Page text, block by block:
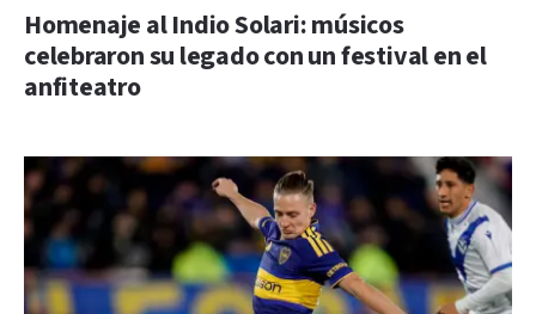
Homenaje al Indio Solari: músicos
celebraron su legado con un festival en el
anfiteatro